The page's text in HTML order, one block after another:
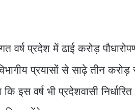
वर्ष प्रदेश में ढाई करोड़
प्रयासों से साढ़े तीन
इस वर्ष भी प्रदेशवासी